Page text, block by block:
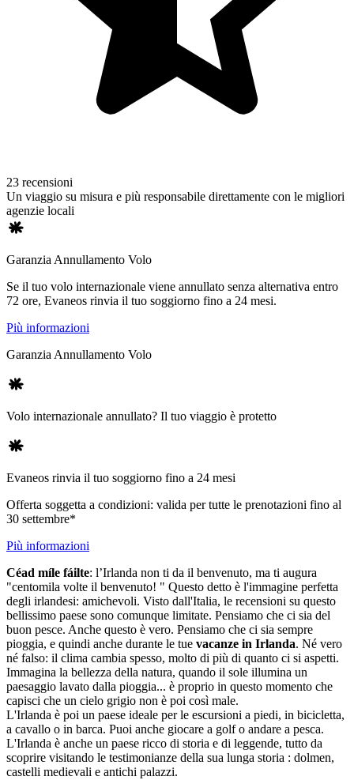
23 recensioni
Un viaggio su misura e più responsabile direttamente con le migliori
agenzie locali
Garanzia Annullamento Volo
Se il tuo volo internazionale viene annullato senza alternativa entro
72 ore, Evaneos rinvia il tuo soggiorno fino a 24 mesi.
Più informazioni
Garanzia Annullamento Volo
Volo internazionale annullato? Il tuo viaggio è protetto
Evaneos rinvia il tuo soggiorno fino a 24 mesi
Offerta soggetta a condizioni: valida per tutte le prenotazioni fino al
30 settembre*
Più informazioni
Céad míle fáilte: l’Irlanda non ti da il benvenuto, ma ti augura
"centomila volte il benvenuto! " Questo detto è l'immagine perfetta
degli irlandesi: amichevoli. Visto dall'Italia, le recensioni su questo
bellissimo paese sono comunque limitate. Pensiamo che ci sia del
buon pesce. Anche questo è vero. Pensiamo che ci sia sempre
pioggia, e quindi anche durante le tue vacanze in Irlanda. Né vero
né falso: il clima cambia spesso, molto di più di quanto ci si aspetti.
Immagina la bellezza della natura, quando il sole illumina un
paesaggio lavato dalla pioggia... è proprio in questo momento che
capisci che un cielo grigio non è poi così male.
L'Irlanda è poi un paese ideale per le escursioni a piedi, in bicicletta,
a cavallo o in barca. Puoi anche giocare a golf o andare a pesca.
L'Irlanda è anche un paese ricco di storia e di leggende, tutto da
scoprire visitando le testimonianze della sua lunga storia : dolmen,
castelli medievali e antichi palazzi.